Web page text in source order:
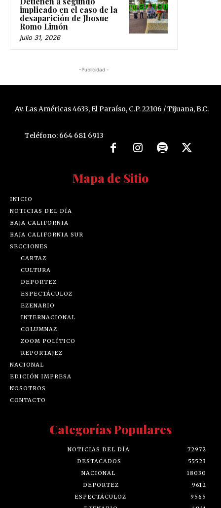
Detienen a segundo
implicado en el caso de la
desaparición de Jhosue
Romo Limón
julio 31, 2026
Av. Las Américas 4633, El Paraíso, C.P. 22106 / Tijuana, B.C.
Teléfono: 664 681 6913
Mapa de Sitio
BAJA CALIFORNIA
BAJA CALIFORNIA SUR
REPORTAJEZ
Categorías Populares